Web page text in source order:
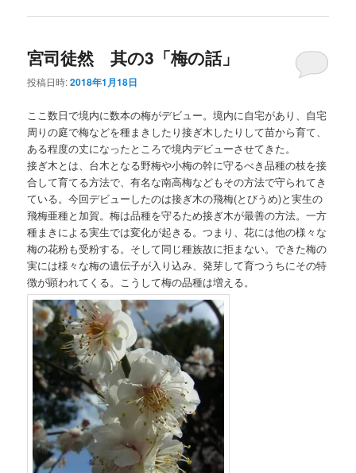
宮司徒然 其の3「梅の話」
投稿日時:2018年1月18日
ここ数日で境内に数本の梅がデビュー。境内に自宅があり、自宅
周りの庭で梅などを種まきしたり接ぎ木したりして苗から育て、
ある程度の丈になったところで境内デビューさせてきた。
接ぎ木とは、台木となる野梅や小梅の幹に守るべき品種の枝を接
合して育てる方法で、有名な南高梅などもその方法で守られてき
ている。今回デビューしたのは接ぎ木の飛梅(とびうめ)と実生の
飛梅亜種と加賀。梅は品種を守るため接ぎ木が最善の方法。一方
種まきによる実生では変化が起きる。つまり、花には他の様々な
梅の花粉も受粉する。そして同じ種族故に拒まない。できた梅の
実には様々な梅の遺伝子が入り込み、発芽して育つうちにその特
徴が顕われてくる。こうして梅の品種は増える。